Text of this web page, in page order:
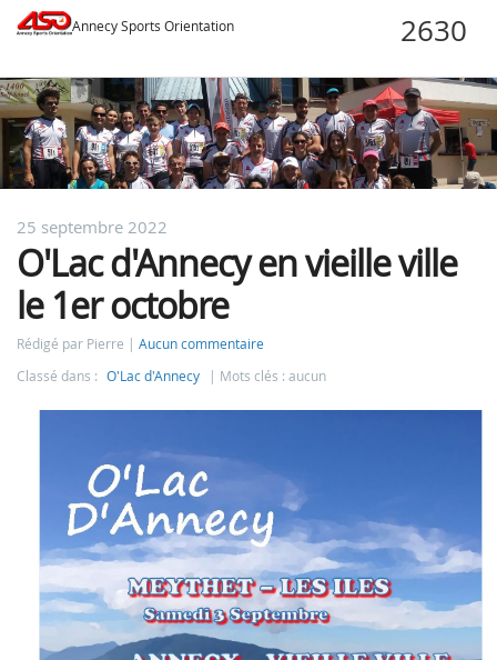
Annecy Sports Orientation
25 septembre 2022
O'Lac d'Annecy en vieille ville
le 1er octobre
Rédigé par Pierre
Aucun commentaire
Classé dans : O'Lac d'Annecy Mots clés : aucun